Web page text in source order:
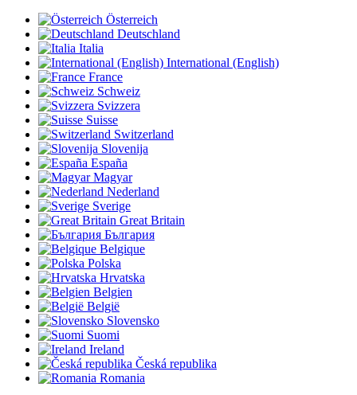
Österreich
Deutschland
Italia
International (English)
France
Schweiz
Svizzera
Suisse
Switzerland
Slovenija
España
Magyar
Nederland
Sverige
Great Britain
България
Belgique
Polska
Hrvatska
Belgien
België
Slovensko
Suomi
Ireland
Česká republika
Romania